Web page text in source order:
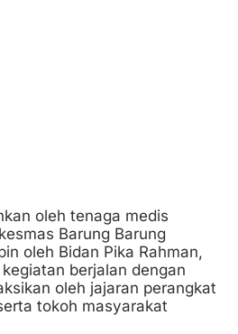
oleh tenaga medis
Barung Barung
oleh Bidan Pika Rahman,
berjalan dengan
oleh jajaran perangkat
tokoh masyarakat